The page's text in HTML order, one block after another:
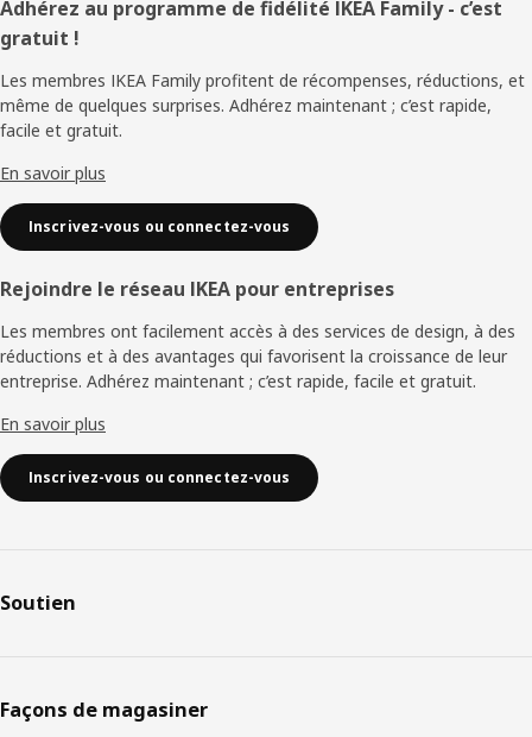
Pied
de
page
Adhérez au programme de fidélité IKEA Family - c’est
gratuit !
Les membres IKEA Family profitent de récompenses, réductions, et
même de quelques surprises. Adhérez maintenant ; c’est rapide,
facile et gratuit.
En savoir plus
Inscrivez-vous ou connectez-vous
Rejoindre le réseau IKEA pour entreprises
Les membres ont facilement accès à des services de design, à des
réductions et à des avantages qui favorisent la croissance de leur
entreprise. Adhérez maintenant ; c’est rapide, facile et gratuit.
En savoir plus
Inscrivez-vous ou connectez-vous
Soutien
Façons de magasiner